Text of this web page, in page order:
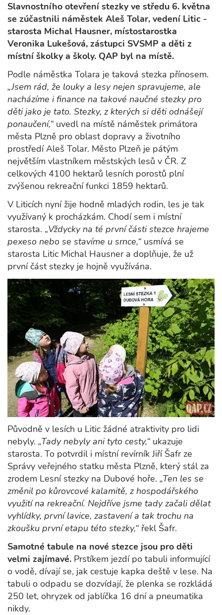
Slavnostního otevření stezky ve středu 6. května
se zúčastnili náměstek Aleš Tolar, vedení Litic -
starosta Michal Hausner, místostarostka
Veronika Lukešová, zástupci SVSMP a děti z
místní školky a školy. QAP byl na místě.
Podle náměstka Tolara je taková stezka přínosem.
„Jsem rád, že louky a lesy nejen spravujeme, ale
nacházíme i finance na takové naučné stezky pro
děti jako je tato. Stezky, z kterých si děti odnášejí
ponaučení,“ uvedl na místě náměstek primátora
města Plzně pro oblast dopravy a životního
prostředí Aleš Tolar. Město Plzeň je pátým
největším vlastníkem městských lesů v ČR. Z
celkových 4100 hektarů lesních porostů plní
zvýšenou rekreační funkci 1859 hektarů.
V Liticích nyní žije hodně mladých rodin, les je tak
využívaný k procházkám. Chodí sem i místní
starosta. „Vždycky na té první části stezce hrajeme
pexeso nebo se stavíme u srnce,“ usmívá se
starosta Litic Michal Hausner a doplňuje, že už
první část stezky je hojně využívána.
Původně v lesích u Litic žádné atraktivity pro lidi
nebyly. „Tady nebyly ani tyto cesty,“ ukazuje
starosta. To potvrdil i místní revírník Jiří Šafr ze
Správy veřejného statku města Plzně, který stál za
zrodem Lesní stezky na Dubové hoře. „Ten les se
změnil po kůrovcové kalamitě, z hospodářského
využití na rekreační. Nejdříve jsme tady začali dělat
vyhlídky, první lavice, zastavení a tak trochu na
zkoušku první etapu této stezky,“ řekl Šafr.
Samotné tabule na nové stezce jsou pro děti
velmi zajímavé. Prstíkem jezdí po tabuli informující
o vodě, dívají se, jak cestuje kapka deště v lese. Na
tabuli o odpadu se dozvídají, že plenka se rozkládá
250 let, ohryzek od jablíčka 16 dní a pneumatika
nikdy.